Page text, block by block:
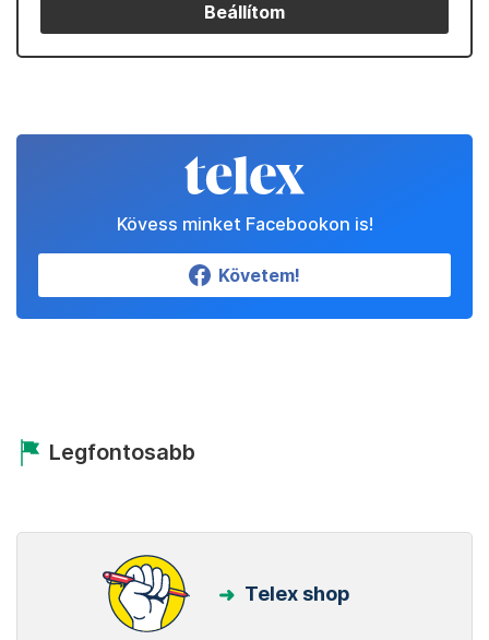
Beállítom
Kövess minket Facebookon is!
Követem!
Legfontosabb
Telex shop